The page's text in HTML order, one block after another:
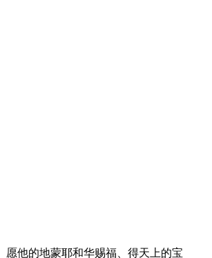
愿他的地蒙耶和华赐福、得天上的宝